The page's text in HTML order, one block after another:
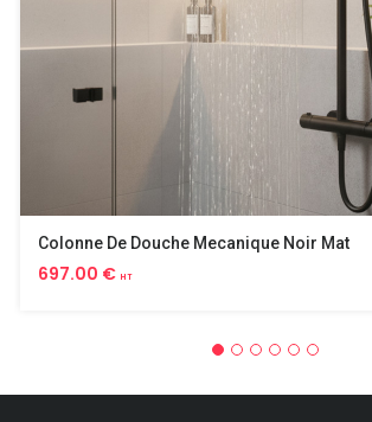
Colonne De Douche Mecanique Noir Mat
697.00 € HT